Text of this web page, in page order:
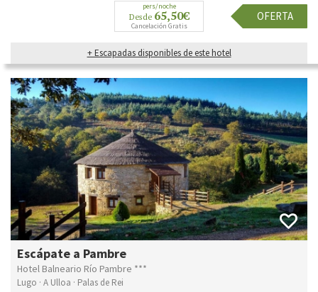
pers/noche
Desde 65,50€
Cancelación Gratis
OFERTA
+ Escapadas disponibles de este hotel
Escápate a Pambre
Hotel Balneario Río Pambre ***
Lugo · A Ulloa · Palas de Rei